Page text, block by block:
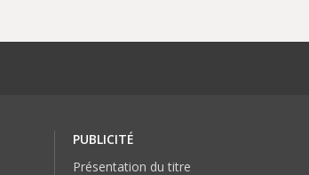
PUBLICITÉ
Présentation du titre